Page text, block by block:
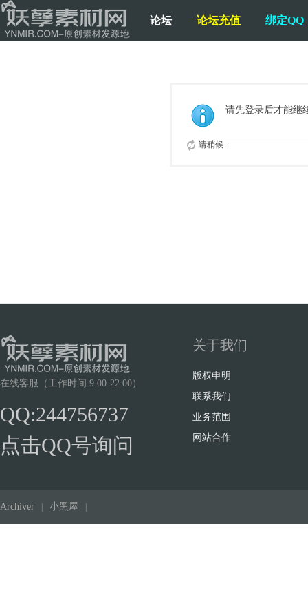
论坛 论坛充值 绑定QQ
请先登录后才能继
请稍候...
在线客服（工作时间:9:00-22:00）
QQ:244756737
点击QQ号询问
关于我们
版权申明
联系我们
业务范围
网站合作
Archiver 小黑屋